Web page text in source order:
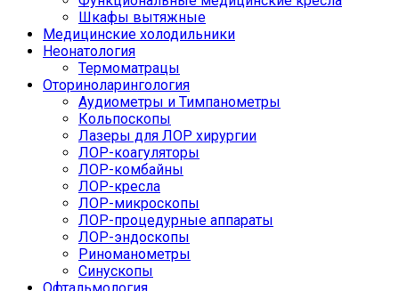
Шкафы вытяжные
Медицинские холодильники
Неонатология
Термоматрацы
Оториноларингология
Аудиометры и Тимпанометры
Кольпоскопы
Лазеры для ЛОР хирургии
ЛОР-коагуляторы
ЛОР-комбайны
ЛОР-кресла
ЛОР-микроскопы
ЛОР-процедурные аппараты
ЛОР-эндоскопы
Риноманометры
Синускопы